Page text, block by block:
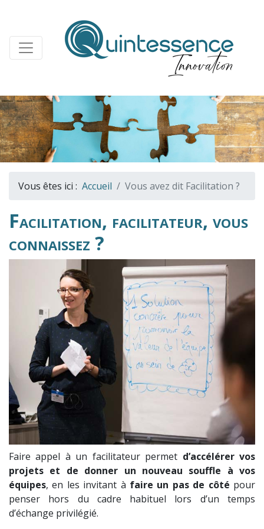
Vous êtes ici : Accueil Vous avez dit Facilitation ?
Facilitation, facilitateur, vous
connaissez ?
Faire appel à un facilitateur permet d’accélérer vos
projets et de donner un nouveau souffle à vos
équipes, en les invitant à faire un pas de côté pour
penser hors du cadre habituel lors d’un temps
d’échange privilégié.